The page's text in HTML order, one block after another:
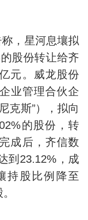
，星河息壤拟
股份转让给齐
元。威龙股份
业管理合伙企
克斯”），拟向
的股份，转
成后，齐信数
到23.12%，成
持股比例降至